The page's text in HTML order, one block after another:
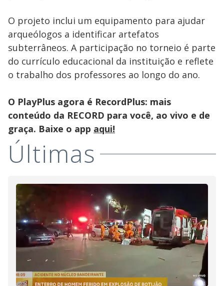
O projeto inclui um equipamento para ajudar
arqueólogos a identificar artefatos
subterrâneos. A participação no torneio é parte
do currículo educacional da instituição e reflete
o trabalho dos professores ao longo do ano.
O PlayPlus agora é RecordPlus: mais
conteúdo da RECORD para você, ao vivo e de
graça. Baixe o app aqui!
Últimas